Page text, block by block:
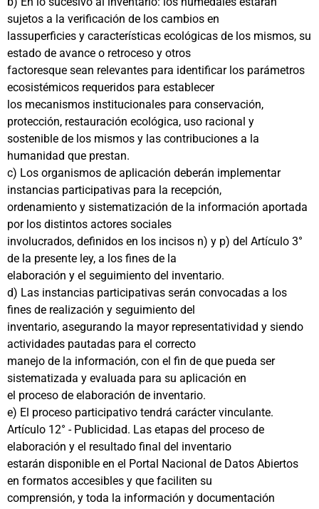
sujetos a la verificación de los cambios en
lassuperficies y características ecológicas de los mismos, su
estado de avance o retroceso y otros
factoresque sean relevantes para identificar los parámetros
ecosistémicos requeridos para establecer
los mecanismos institucionales para conservación,
protección, restauración ecológica, uso racional y
sostenible de los mismos y las contribuciones a la
humanidad que prestan.
c) Los organismos de aplicación deberán implementar
instancias participativas para la recepción,
ordenamiento y sistematización de la información aportada
por los distintos actores sociales
involucrados, definidos en los incisos n) y p) del Artículo 3°
de la presente ley, a los fines de la
elaboración y el seguimiento del inventario.
d) Las instancias participativas serán convocadas a los
fines de realización y seguimiento del
inventario, asegurando la mayor representatividad y siendo
actividades pautadas para el correcto
manejo de la información, con el fin de que pueda ser
sistematizada y evaluada para su aplicación en
el proceso de elaboración de inventario.
e) El proceso participativo tendrá carácter vinculante.
Artículo 12° - Publicidad. Las etapas del proceso de
elaboración y el resultado final del inventario
estarán disponible en el Portal Nacional de Datos Abiertos
en formatos accesibles y que faciliten su
comprensión, y toda la información y documentación